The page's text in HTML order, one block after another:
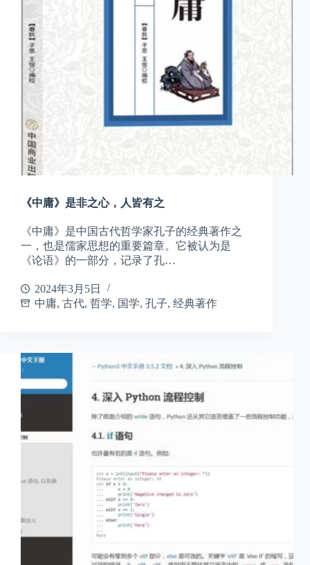
《中庸》是非之心，人皆有之
《中庸》是中国古代哲学家孔子的经典著作之
一，也是儒家思想的重要篇章。它被认为是
《论语》的一部分，记录了孔…
2024年3月5日
中庸, 古代, 哲学, 国学, 孔子, 经典著作